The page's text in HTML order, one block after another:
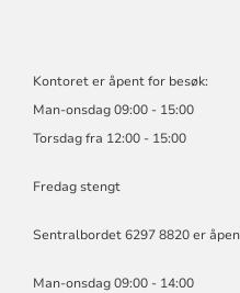
Kontoret er åpent for besøk:
Man-onsdag 09:00 - 15:00
Torsdag fra 12:00 - 15:00
Fredag stengt
Sentralbordet 6297 8820 er
Man-onsdag 09:00 - 14:00